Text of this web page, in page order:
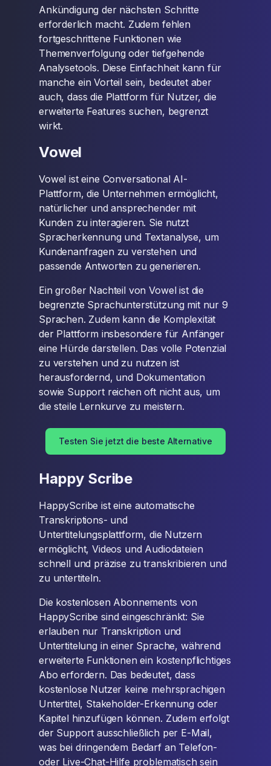
Ankündigung der nächsten Schritte
erforderlich macht. Zudem fehlen
fortgeschrittene Funktionen wie
Themenverfolgung oder tiefgehende
Analysetools. Diese Einfachheit kann für
manche ein Vorteil sein, bedeutet aber
auch, dass die Plattform für Nutzer, die
erweiterte Features suchen, begrenzt
wirkt.
Vowel
Vowel ist eine Conversational AI-
Plattform, die Unternehmen ermöglicht,
natürlicher und ansprechender mit
Kunden zu interagieren. Sie nutzt
Spracherkennung und Textanalyse, um
Kundenanfragen zu verstehen und
passende Antworten zu generieren.
Ein großer Nachteil von Vowel ist die
begrenzte Sprachunterstützung mit nur 9
Sprachen. Zudem kann die Komplexität
der Plattform insbesondere für Anfänger
eine Hürde darstellen. Das volle Potenzial
zu verstehen und zu nutzen ist
herausfordernd, und Dokumentation
sowie Support reichen oft nicht aus, um
die steile Lernkurve zu meistern.
Testen Sie jetzt die beste Alternative
Happy Scribe
HappyScribe ist eine automatische
Transkriptions- und
Untertitelungsplattform, die Nutzern
ermöglicht, Videos und Audiodateien
schnell und präzise zu transkribieren und
zu untertiteln.
Die kostenlosen Abonnements von
HappyScribe sind eingeschränkt: Sie
erlauben nur Transkription und
Untertitelung in einer Sprache, während
erweiterte Funktionen ein kostenpflichtiges
Abo erfordern. Das bedeutet, dass
kostenlose Nutzer keine mehrsprachigen
Untertitel, Stakeholder-Erkennung oder
Kapitel hinzufügen können. Zudem erfolgt
der Support ausschließlich per E-Mail,
was bei dringendem Bedarf an Telefon-
oder Live-Chat-Hilfe problematisch sein